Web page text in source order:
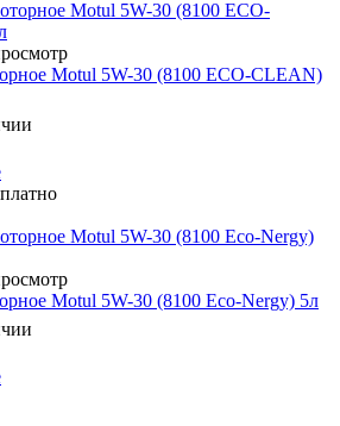
Motul 5W-30 (8100 ECO-CLEAN)
Motul 5W-30 (8100 Eco-Nergy) 5л